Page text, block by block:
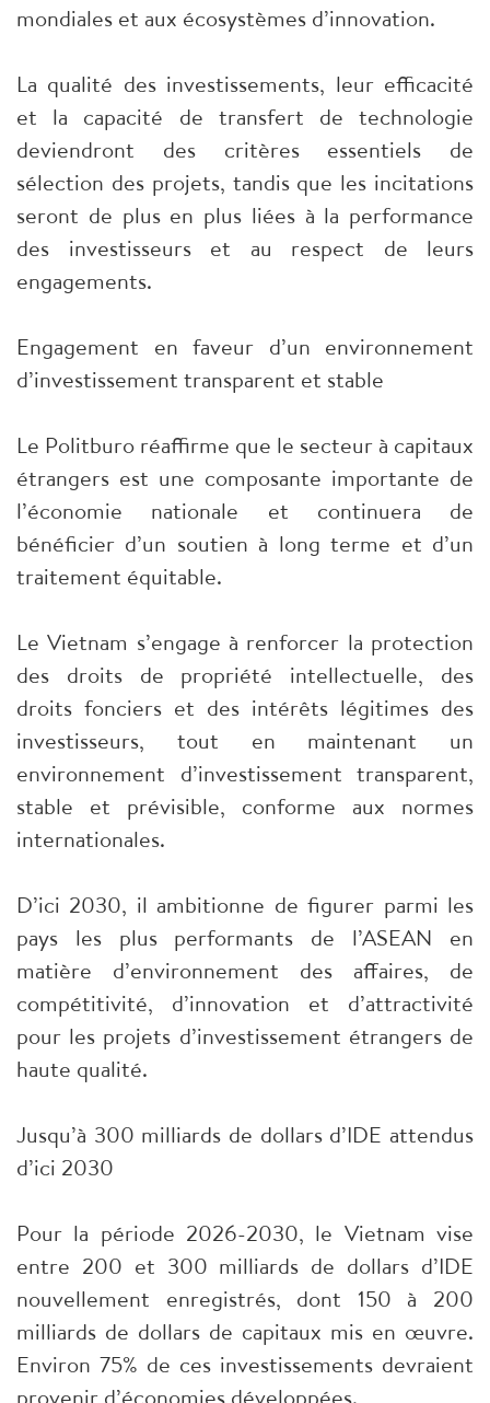
mondiales et aux écosystèmes d’innovation.
La qualité des investissements, leur efficacité
et la capacité de transfert de technologie
deviendront des critères essentiels de
sélection des projets, tandis que les incitations
seront de plus en plus liées à la performance
des investisseurs et au respect de leurs
engagements.
Engagement en faveur d’un environnement
d’investissement transparent et stable
Le Politburo réaffirme que le secteur à capitaux
étrangers est une composante importante de
l’économie nationale et continuera de
bénéficier d’un soutien à long terme et d’un
traitement équitable.
Le Vietnam s’engage à renforcer la protection
des droits de propriété intellectuelle, des
droits fonciers et des intérêts légitimes des
investisseurs, tout en maintenant un
environnement d’investissement transparent,
stable et prévisible, conforme aux normes
internationales.
D’ici 2030, il ambitionne de figurer parmi les
pays les plus performants de l’ASEAN en
matière d’environnement des affaires, de
compétitivité, d’innovation et d’attractivité
pour les projets d’investissement étrangers de
haute qualité.
Jusqu’à 300 milliards de dollars d’IDE attendus
d’ici 2030
Pour la période 2026-2030, le Vietnam vise
entre 200 et 300 milliards de dollars d’IDE
nouvellement enregistrés, dont 150 à 200
milliards de dollars de capitaux mis en œuvre.
Environ 75% de ces investissements devraient
provenir d’économies développées.